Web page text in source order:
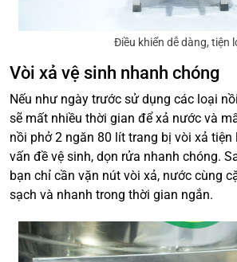
Điều khiển dễ dàng, tiện
Vòi xả vệ sinh nhanh chóng
Nếu như ngày trước sử dụng các loại
sẽ mất nhiều thời gian để xả nước và
nồi phở 2 ngăn 80 lít trang bị vòi xả tiện
vấn đề vệ sinh, dọn rửa nhanh chóng.
bạn chỉ cần vặn nút vòi xả, nước cùng
sạch và nhanh trong thời gian ngắn.